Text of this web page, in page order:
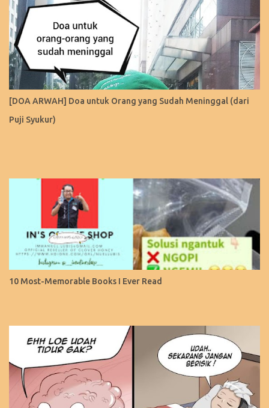
[DOA ARWAH] Doa untuk Orang yang Sudah Meninggal (dari
Puji Syukur)
10 Most-Memorable Books I Ever Read